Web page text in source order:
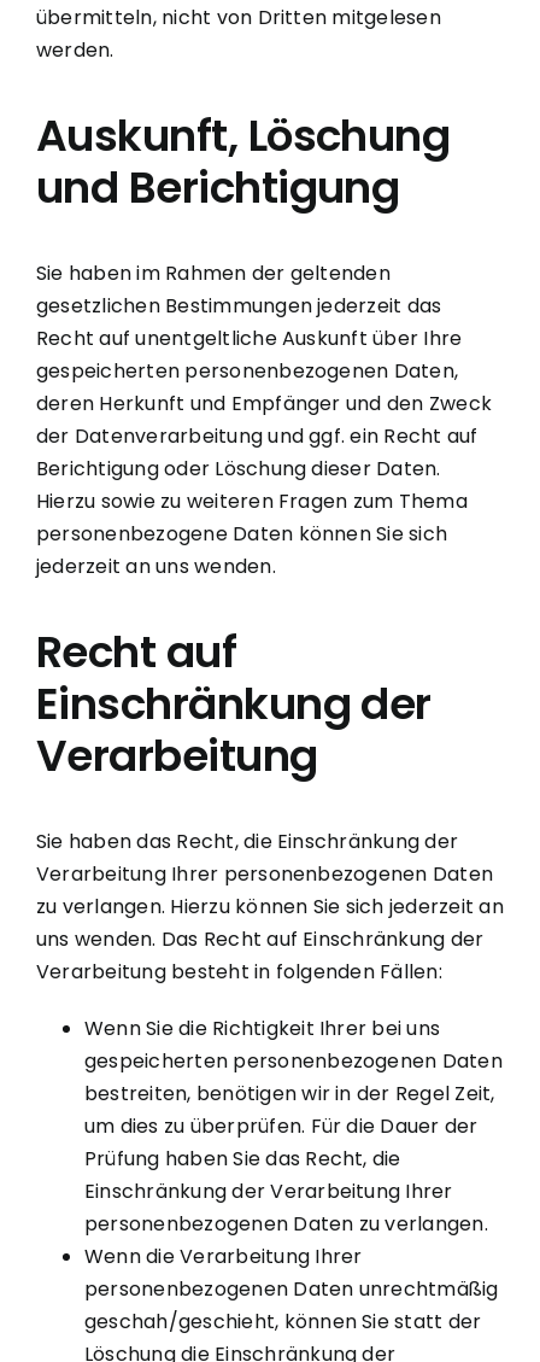
übermitteln, nicht von Dritten mitgelesen
werden.
Auskunft, Löschung
und Berichtigung
Sie haben im Rahmen der geltenden
gesetzlichen Bestimmungen jederzeit das
Recht auf unentgeltliche Auskunft über Ihre
gespeicherten personenbezogenen Daten,
deren Herkunft und Empfänger und den Zweck
der Datenverarbeitung und ggf. ein Recht auf
Berichtigung oder Löschung dieser Daten.
Hierzu sowie zu weiteren Fragen zum Thema
personenbezogene Daten können Sie sich
jederzeit an uns wenden.
Recht auf
Einschränkung der
Verarbeitung
Sie haben das Recht, die Einschränkung der
Verarbeitung Ihrer personenbezogenen Daten
zu verlangen. Hierzu können Sie sich jederzeit an
uns wenden. Das Recht auf Einschränkung der
Verarbeitung besteht in folgenden Fällen:
Wenn Sie die Richtigkeit Ihrer bei uns
gespeicherten personenbezogenen Daten
bestreiten, benötigen wir in der Regel Zeit,
um dies zu überprüfen. Für die Dauer der
Prüfung haben Sie das Recht, die
Einschränkung der Verarbeitung Ihrer
personenbezogenen Daten zu verlangen.
Wenn die Verarbeitung Ihrer
personenbezogenen Daten unrechtmäßig
geschah/geschieht, können Sie statt der
Löschung die Einschränkung der